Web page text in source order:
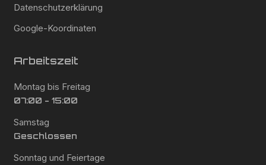
Datenschutzerklärung
Google-Koordinaten
Arbeitszeit
Montag bis Freitag
07:00 - 15:00
Samstag
Geschlossen
Sonntag und Feiertage